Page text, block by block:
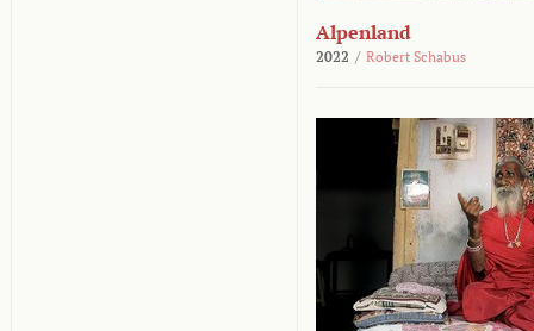
Alpenland
2022 / Robert Schabus